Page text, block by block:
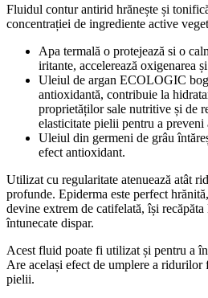
Fluidul contur antirid hrănește și
concentrației de ingrediente active
Apa termală o protejează si o
iritante, accelerează oxigenarea
Uleiul de argan ECOLOGIC
antioxidantă, contribuie la
proprietăților sale nutritive și de
elasticitate pielii pentru a
Uleiul din germeni de grâu
efect antioxidant.
Utilizat cu regularitate atenuează atât
profunde. Epiderma este perfect
devine extrem de catifelată, își
întunecate dispar.
Acest fluid poate fi utilizat și pentru a
Are același efect de umplere a
pielii.